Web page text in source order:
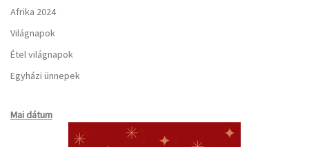
Afrika 2024
Világnapok
Étel világnapok
Egyházi ünnepek
Mai dátum